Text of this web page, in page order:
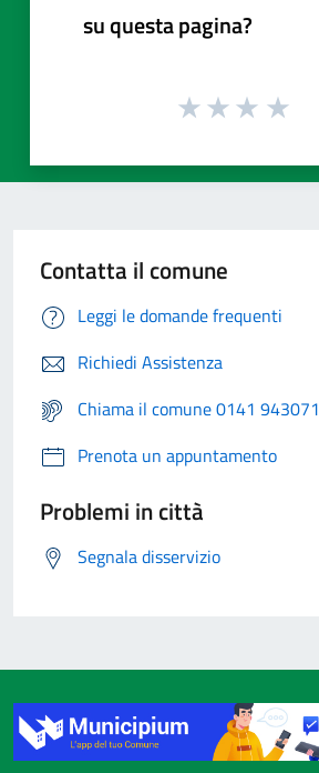
su questa pagina?
Contatta il comune
Leggi le domande frequenti
Richiedi Assistenza
Chiama il comune 0141 943071
Prenota un appuntamento
Problemi in città
Segnala disservizio